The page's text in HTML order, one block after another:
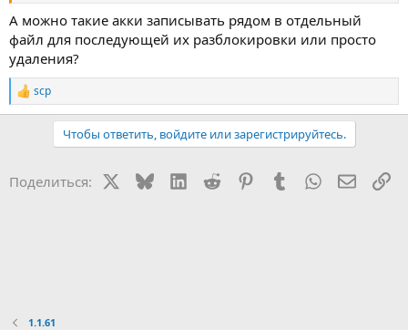
А можно такие акки записывать рядом в отдельный
файл для последующей их разблокировки или просто
удаления?
Р
е
и
scp
Чтобы ответить, войдите или зарегистрируйтесь.
Поделиться: BlueskyLinkedIn
Reddit PinterestTumblr WhatsApp
1.1.61